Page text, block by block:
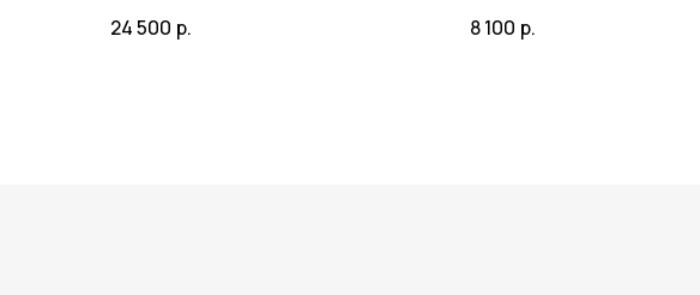
24 500 р. 8 100 р.